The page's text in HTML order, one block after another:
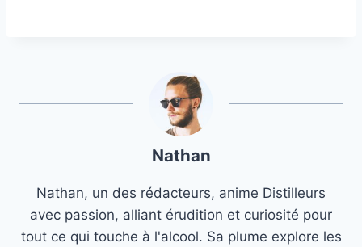
Nathan
Nathan, un des rédacteurs, anime Distilleurs
avec passion, alliant érudition et curiosité pour
tout ce qui touche à l'alcool. Sa plume explore les